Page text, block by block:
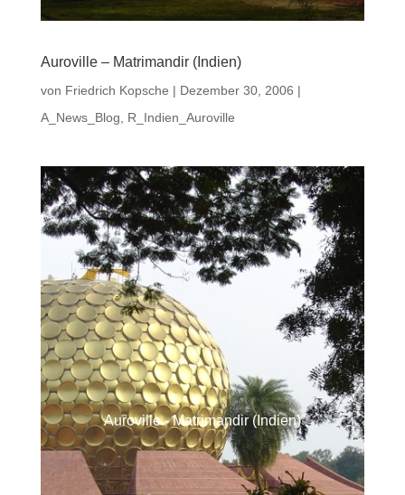
Auroville – Matrimandir (Indien)
von Friedrich Kopsche | Dezember 30, 2006 |
A_News_Blog
R_Indien_Auroville
Auroville - Matrimandir (Indien)